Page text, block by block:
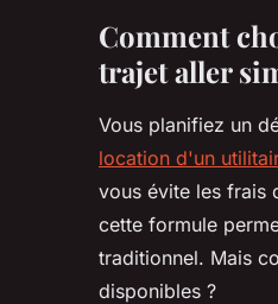
Comment
trajet aller
Vous planifiez un
location d'un
vous évite les frais
cette formule
traditionnel. Mais
disponibles ?